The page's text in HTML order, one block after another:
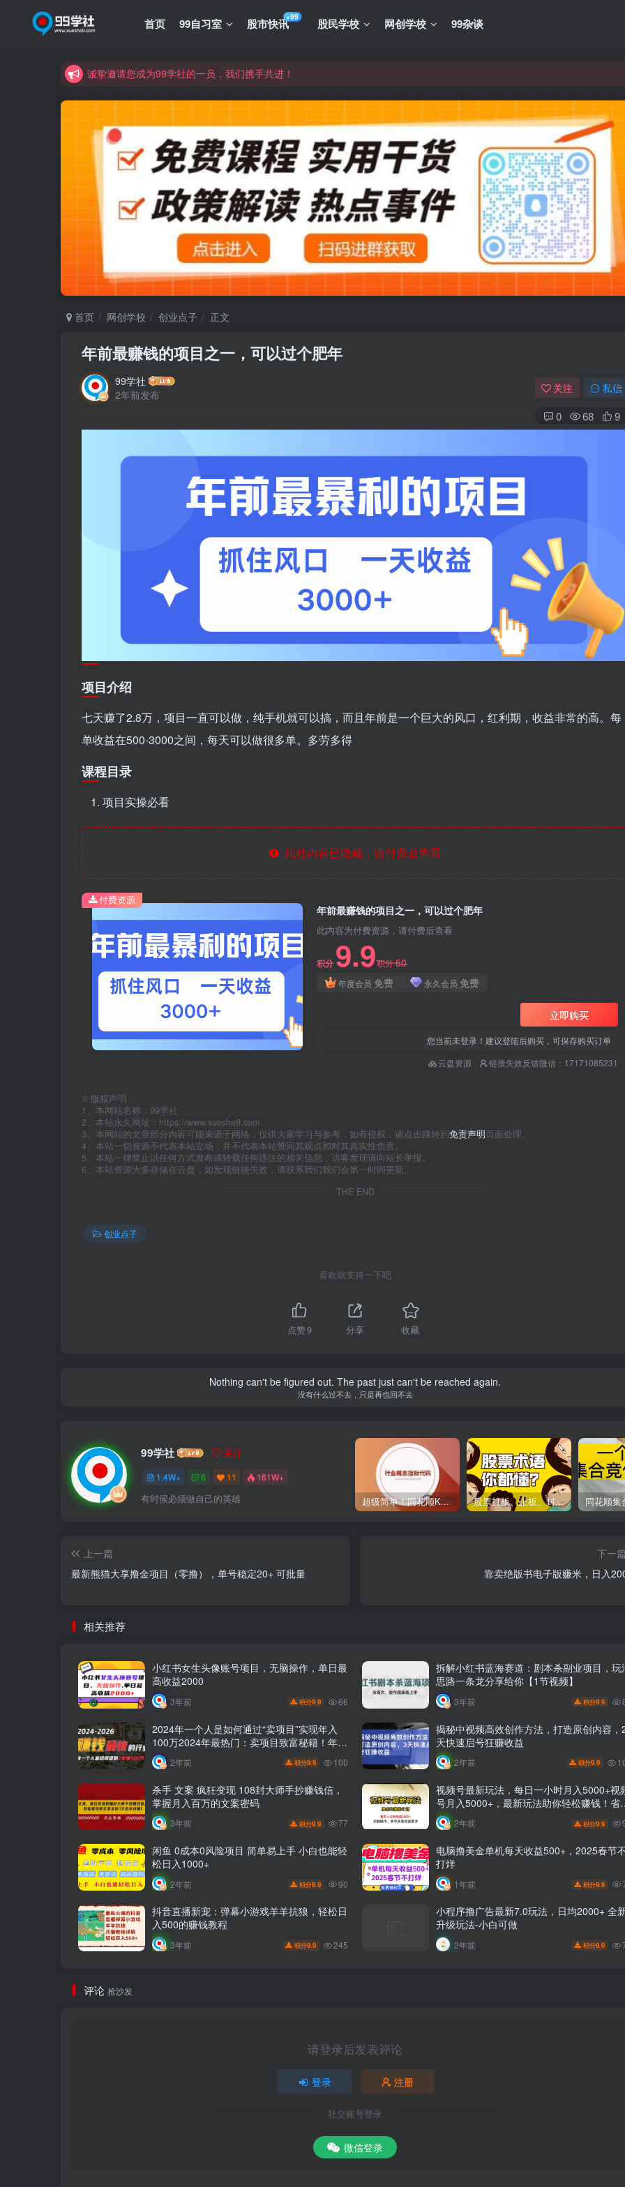
首页 99自习室 股市快讯+99 股民学校 网创学校 99杂谈
诚挚邀请您成为99学社的一员，我们携手共进！
诚挚邀请您成为99学社的一员，我们携手共进！
学习路上不孤独，99学社与你同行！分享全网优质VIP资源，炒股教程、创业教程、网络营销教程、自媒体短视频教程等，长
首页 网创学校 创业点子 正文
年前最赚钱的项目之一，可以过个肥年
99学社
2年前发布
关注 私信
0 68 9
项目介绍
七天赚了2.8万，项目一直可以做，纯手机就可以搞，而且年前是一个巨大的风口，红利期，收益非常的高。每
单收益在500-3000之间，每天可以做很多单。多劳多得
课程目录
项目实操必看
此处内容已隐藏，请付费后查看
年前最赚钱的项目之一，可以过个肥年
此内容为付费资源，请付费后查看
积分 9.9积分50
年度会员 免费 永久会员 免费
立即购买
您当前未登录！建议登陆后购买，可保存购买订单
云盘资源
链接失效反馈微信：17171085231
付费资源
© 版权声明
1、本网站名称：99学社
2、本站永久网址：https://www.xueshe9.com
3、本网站的文章部分内容可能来源于网络，仅供大家学习与参考，如有侵权，请点击跳转到免责声明页面处理。
4、本站一切资源不代表本站立场，并不代表本站赞同其观点和对其真实性负责。
5、本站一律禁止以任何方式发布或转载任何违法的相关信息，访客发现请向站长举报。
6、本站资源大多存储在云盘，如发现链接失效，请联系我们我们会第一时间更新。
THE END
创业点子
喜欢就支持一下吧
点赞9 分享 收藏
Nothing can't be figured out. The past just can't be reached again.
没有什么过不去，只是再也回不去
99学社 关注
1.4W+ 6 11 161W+
有时候必须做自己的英雄 超级简单！同花顺K线界面显示行业概念指标代码图解 股票打板、上板、封板、翘板、炸板是什么意思？炒股你必须懂的暗语！
上一篇
最新熊猫大享撸金项目（零撸），单号稳定20+ 可批量
下一篇
靠卖绝版书电子版赚米，日入
相关推荐
小红书女生头像账号项目，无脑操作，单日最
高收益2000
3年前 积分9.9 66
拆解小红书蓝海赛道：剧本杀副业项目，玩
思路一条龙分享给你【1节视频】
3年前 积分9.9
2024年一个人是如何通过“卖项目”实现年入
100万2024年最热门：卖项目致富秘籍！年入
百万轻松实现！
2年前 积分9.9 100
揭秘中视频高效创作方法，打造原创内容，
天快速启号狂赚收益
2年前 积分9.9
杀手 文案 疯狂变现 108封大师手抄赚钱信，
掌握月入百万的文案密码
3年前 积分9.9 77
视频号最新玩法，每日一小时月入5000+视
号月入5000+，最新玩法助你轻松赚钱！省
省力，小白也能上手！
2年前 积分9.9
闲鱼 0成本0风险项目 简单易上手 小白也能轻
松日入1000+
2年前 积分9.9 90
电脑撸美金单机每天收益500+，2025春节
打烊
1年前 积分9.9
抖音直播新宠：弹幕小游戏羊羊抗狼，轻松日
入500的赚钱教程
3年前 积分9.9 245
小程序撸广告最新7.0玩法，日均2000+ 全
升级玩法-小白可做
2年前 积分9.9
评论 抢沙发
请登录后发表评论
登录 注册
社交账号登录
微信登录